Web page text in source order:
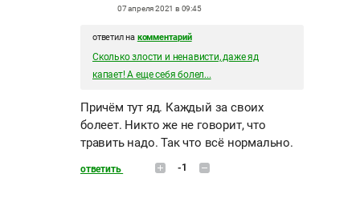
07 апреля 2021 в 09:45
ответил на комментарий
Сколько злости и ненависти, даже яд
капает! А еще себя болел...
Причём тут яд. Каждый за своих
болеет. Никто же не говорит, что
травить надо. Так что всё нормально.
ответить -1